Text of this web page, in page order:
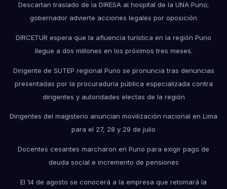
Descartan traslado de la DIRESA al hospital de la UNA Puno;
gobernador advierte acciones legales por oposición
DIRCETUR espera que la afluencia turística en la región Puno
llegue a dos millones en los próximos tres meses.
Dirigente de SUTEP regional Puno se pronuncia tras denuncias
presentadas por la procuraduría pública especializada contra
dirigentes y autoridades electas de la región
Dirigentes del magisterio anuncian movilización nacional en Lima
para el 27, 28 y 29 de julio
Docentes cesantes marcharon en Puno para exigir pago de
deuda social e incremento de pensiones
El 14 de agosto se conocerá a la empresa que retomará la